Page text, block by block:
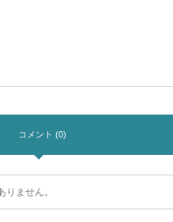
コメント (0)
りません。